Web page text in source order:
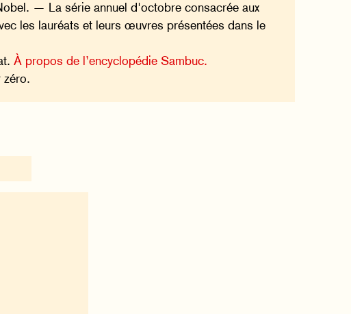
— La série annuel d'octobre consacrée aux
les lauréats et leurs œuvres présentées dans le
À propos de l’encyclopédie Sambuc.
zéro.